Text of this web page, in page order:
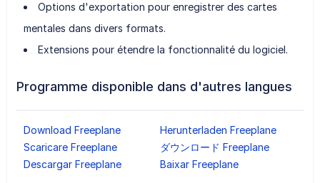
Options d'exportation pour enregistrer des cartes
mentales dans divers formats.
Extensions pour étendre la fonctionnalité du logiciel.
Programme disponible dans d'autres langues
Download Freeplane
Herunterladen Freeplane
Scaricare Freeplane
ダウンロード Freeplane
Descargar Freeplane
Baixar Freeplane